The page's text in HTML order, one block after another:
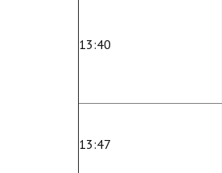
13:40
13:47